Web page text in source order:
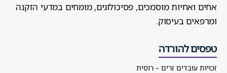
אחים ואחיות מוסמכים, פסיכולוגים, מומחים במדעי הזקנה
ומרפאים בעיסוק.
טפסים להורדה
זכויות עובדים זרים – רוסית